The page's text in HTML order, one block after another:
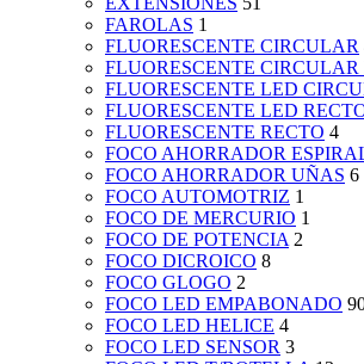
FAROLAS 1
FLUORESCENTE CIRCULAR
FLUORESCENTE CIRCULAR
FLUORESCENTE LED
FLUORESCENTE LED
FLUORESCENTE RECTO 4
FOCO AHORRADOR
FOCO AHORRADOR UÑAS 6
FOCO AUTOMOTRIZ 1
FOCO DE MERCURIO 1
FOCO DE POTENCIA 2
FOCO DICROICO 8
FOCO GLOGO 2
FOCO LED EMPABONADO
FOCO LED HELICE 4
FOCO LED SENSOR 3